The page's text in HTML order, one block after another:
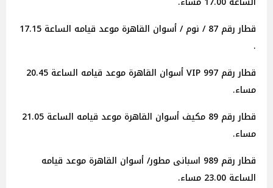
قطار رقم 87 / نوم / أسوان القاهرة موعد قيامه الساعة 17.15
.
قطار رقم 997 VIP أسوان القاهرة موعد قيامه الساعة 20.45
مساء.
قطار رقم 89 مكيف أسوان القاهرة موعد قيامه الساعة 21.05
مساء.
قطار رقم 989 اسبانى مطور/ أسوان القاهرة موعد قيامه
الساعة 23.00 مساء.